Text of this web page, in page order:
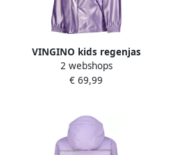
VINGINO kids regenjas
Lightning lila metallic Paars
Polypropyleen Capuchon
2 webshops
€ 69,99